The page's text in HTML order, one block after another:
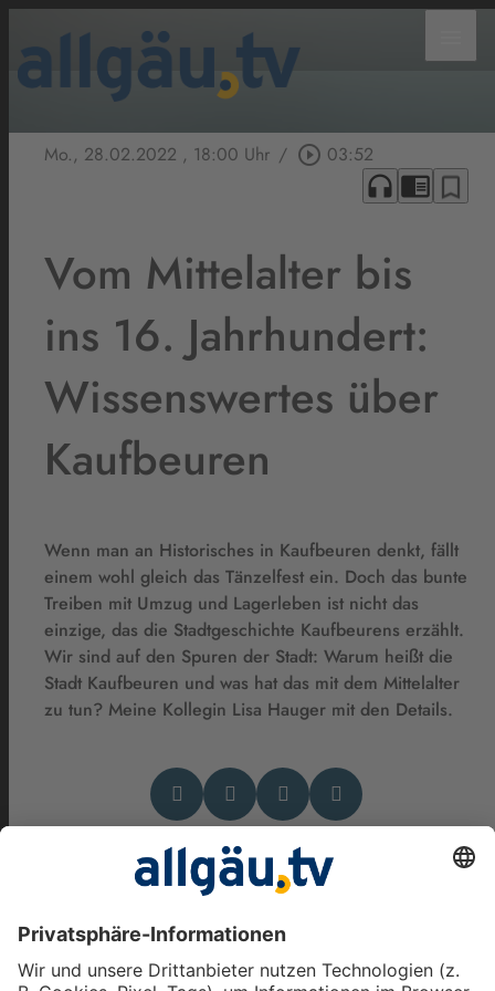
Mo., 28.02.2022 , 18:00 Uhr / play_circle_outline 03:52
headphones chrome_reader_mode bookmark_border
Vom Mittelalter bis
ins 16. Jahrhundert:
Wissenswertes über
Kaufbeuren
Wenn man an Historisches in Kaufbeuren denkt, fällt
einem wohl gleich das Tänzelfest ein. Doch das bunte
Treiben mit Umzug und Lagerleben ist nicht das
einzige, das die Stadtgeschichte Kaufbeurens erzählt.
Wir sind auf den Spuren der Stadt: Warum heißt die
Stadt Kaufbeuren und was hat das mit dem Mittelalter
zu tun? Meine Kollegin Lisa Hauger mit den Details.
Das könnte Dich auch
interessieren